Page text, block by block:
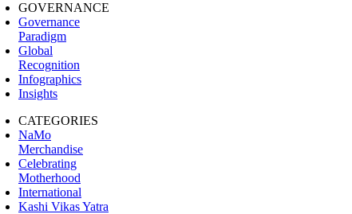
GOVERNANCE
Governance
Paradigm
Global
Recognition
Infographics
Insights
CATEGORIES
NaMo
Merchandise
Celebrating
Motherhood
International
Kashi Vikas Yatra